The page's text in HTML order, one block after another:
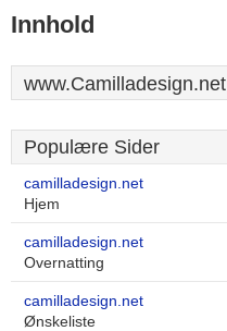
Innhold
www.Camilladesign.net
Populære Sider
camilladesign.net
Hjem
camilladesign.net
Overnatting
camilladesign.net
Ønskeliste